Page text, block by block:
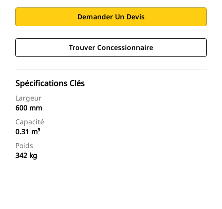
Demander Un Devis
Trouver Concessionnaire
Spécifications Clés
Largeur
600 mm
Capacité
0.31 m³
Poids
342 kg